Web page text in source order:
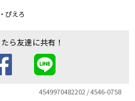
ぴえろ
ら友達に共有！
4549970482202 / 4546-0758